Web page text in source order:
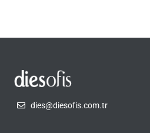
dies@diesofis.com.tr